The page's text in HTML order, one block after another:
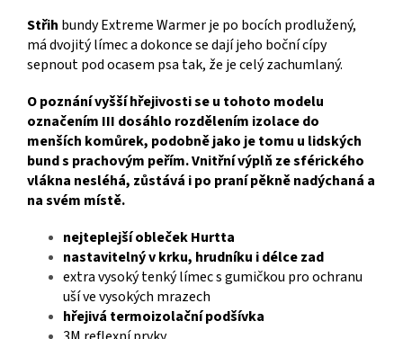
Střih bundy Extreme Warmer je po bocích prodlužený,
má dvojitý límec a dokonce se dají jeho boční cípy
sepnout pod ocasem psa tak, že je celý zachumlaný.
O poznání vyšší hřejivosti se u tohoto modelu
označením III dosáhlo rozdělením izolace do
menších komůrek, podobně jako je tomu u lidských
bund s prachovým peřím. Vnitřní výplň ze sférického
vlákna nesléhá, zůstává i po praní pěkně nadýchaná a
na svém místě.
nejteplejší obleček Hurtta
nastavitelný v krku, hrudníku i délce zad
extra vysoký tenký límec s gumičkou pro ochranu
uší ve vysokých mrazech
hřejivá termoizolační podšívka